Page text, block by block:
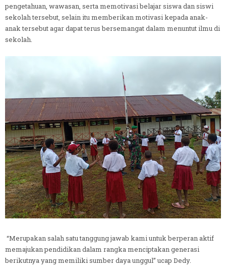
pengetahuan, wawasan, serta memotivasi belajar siswa dan siswi
sekolah tersebut, selain itu memberikan motivasi kepada anak-
anak tersebut agar dapat terus bersemangat dalam menuntut ilmu di
sekolah.
“Merupakan salah satu tanggung jawab kami untuk berperan aktif
memajukan pendidikan dalam rangka menciptakan generasi
berikutnya yang memiliki sumber daya unggul” ucap Dedy.